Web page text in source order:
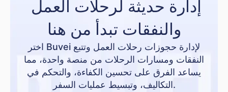
والنفقات تبدأ من هنا
اختر Buvei لإدارة حجوزات رحلات العمل وتتبع
النفقات ومسارات الرحلات من منصة واحدة، مما
يساعد الفرق على تحسين الكفاءة، والتحكم في
التكاليف، وتبسيط عمليات السفر.